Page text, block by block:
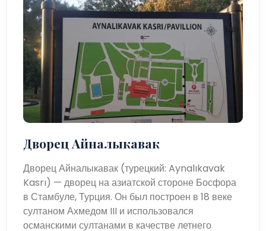
Дворец Айналыкавак
Дворец Айналыкавак (турецкий: Aynalıkavak
Kasrı) — дворец на азиатской стороне Босфора
в Стамбуле, Турция. Он был построен в 18 веке
султаном Ахмедом III и использовался
османскими султанами в качестве летнего